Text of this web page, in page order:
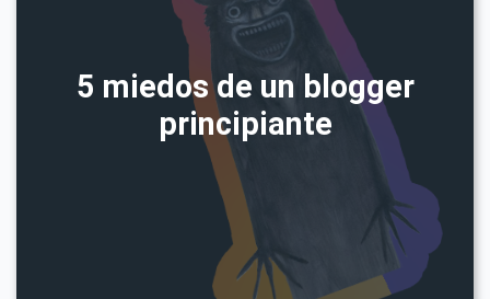
5 miedos de un blogger
principiante